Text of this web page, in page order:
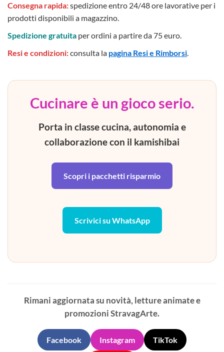
Consegna rapida:spedizione entro 24/48 ore lavorative per i
prodotti disponibili a magazzino.
Spedizione gratuita per ordini a partire da 75 euro.
Resi e condizioni:consulta la pagina Resi e Rimborsi.
Cucinare è un gioco serio.
Porta in classe cucina, autonomia e
collaborazione con il kamishibai
Scopri i pacchetti risparmio
Scrivici su WhatsApp
Rimani aggiornata su novità, letture animate e
promozioni StravagArte.
Facebook Instagram TikTok